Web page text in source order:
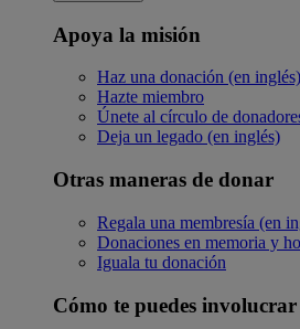
Apoya la misión
Haz una donación (en inglés)
Hazte miembro
Únete al círculo de
Deja un legado (en inglés)
Otras maneras de donar
Regala una membresía (en
Donaciones en memoria y
Iguala tu donación
Cómo te puedes involucrar